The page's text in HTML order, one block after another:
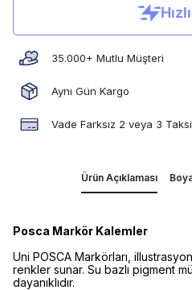
35.000+ Mutlu Müşteri
Aynı Gün Kargo
Vade Farksız 2 veya 3
Ürün Açıklaması
Posca Markör Kalemler
Uni POSCA Markörları,
renkler sunar. Su bazlı pigment
dayanıklıdır.